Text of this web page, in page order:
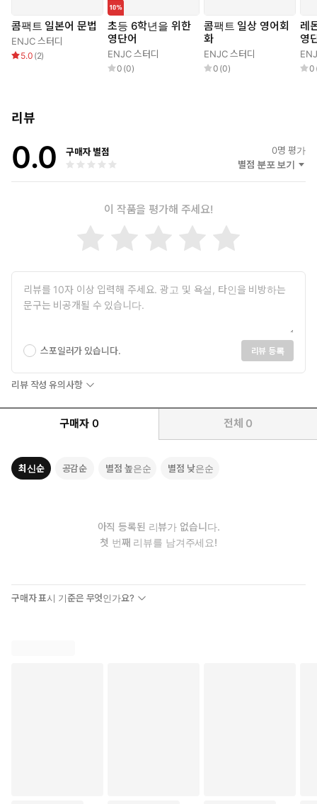
콤팩트 일본어 문법
ENJC 스터디
5.0 (2)
초등 6학년을 위한
영단어
ENJC 스터디
0 (0)
콤팩트 일상 영어회
화
ENJC 스터디
0 (0)
레
영
0
리뷰
0.0 구매자 별점 0명 평가
별점 분포 보기
이 작품을 평가해 주세요!
스포일러가 있습니다. 리뷰 등록
리뷰 작성 유의사항
구매자 0 전체 0
최신순 공감순 별점 높은순 별점 낮은순
아직 등록된 리뷰가 없습니다.
첫 번째 리뷰를 남겨주세요!
구매자 표시 기준은 무엇인가요?